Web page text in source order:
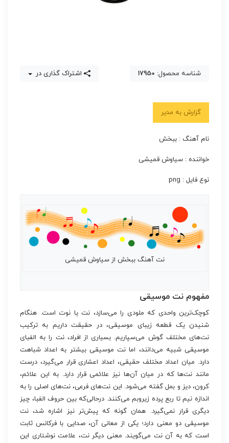
شناسه محصول: 17950 اشتراک گذاری در
گزارش به مدیر
نام آهنگ : ببخش
خواننده : سیاوش قمیشی
نوع فایل : png
نت آهنگ ببخش از سیاوش قمیشی
مفهوم نت موسیقی
کوچک‌ترین واحدی که ملودی را می‌سازد، نت یا نوت است. هنگام
شنیدن یک قطعه زیبای موسیقی، در حقیقت داریم به ترکیب
نت‌های مختلف گوش می‌سپاریم. بسیاری از افراد، نت را به الفبای
موسیقی شبیه می‌دانند، اما نت موسیقی بیشتر به اعداد شباهت
دارد. میان اعداد مختلف حقیقی، اعداد اعشاری قرار می‌گیرد، درست
مانند نت‌ها که در میان آن‌ها نیز علائمی قرار دارد. به این علائم،
کرون، دیز و بمل گفته می‌شود. این نت‌های فرعی، نت‌های اصلی را به
اندازه نیم تا ربع پرده زیروبم می‌کنند. درحالی‌که بین حروف الفبا، چیز
دیگری قرار نمی‌گیرد. همان گونه که پیش‌تر نیز اشاره شد، نت
موسیقی دو معنی دارد؛ یکی از معانی آن، صدایی با فرکانس ثابت
است که به آن نت می‌گویند. معنی دیگر نت، علامت نوشتاری این